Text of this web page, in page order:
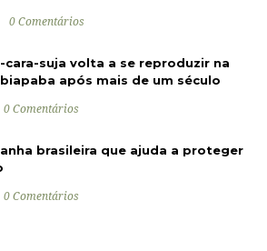
0 Comentários
suja volta a se reproduzir na
após mais de um século
0 Comentários
brasileira que ajuda a proteger
0 Comentários